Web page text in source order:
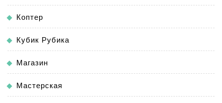
Коптер
Кубик Рубика
Магазин
Мастерская